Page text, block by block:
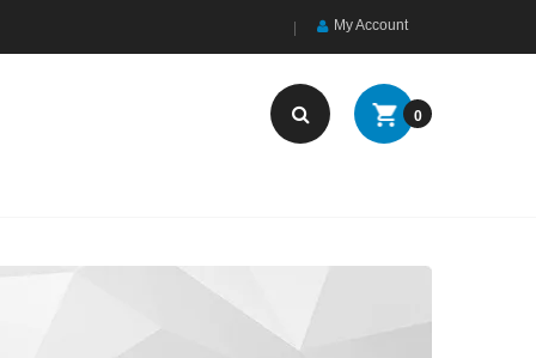
My Account
0